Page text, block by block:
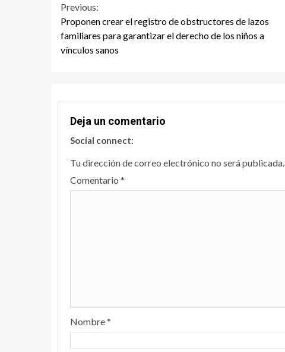
Continue
Reading
Previous:
Proponen crear el registro de obstructores de lazos
familiares para garantizar el derecho de los niños a
vínculos sanos
Deja un comentario
Social connect:
Tu dirección de correo electrónico no será publicada.
Comentario *
Nombre*